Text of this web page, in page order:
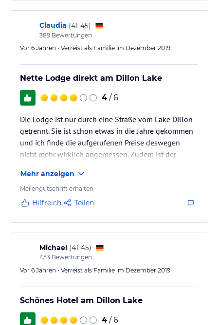
Claudia (41-45)
389 Bewertungen
Vor 6 Jahren • Verreist als Familie im Dezember 2019
Nette Lodge direkt am Dillon Lake
4 / 6
Die Lodge ist nur durch eine Straße vom Lake Dillon
getrennt. Sie ist schon etwas in die Jahre gekommen
und ich finde die aufgerufenen Preise deswegen
nicht mehr wirklich angemessen. Zudem ist der
Mehr anzeigen
Meilengutschrift erhalten
Hilfreich Teilen
Michael (41-45)
453 Bewertungen
Vor 6 Jahren • Verreist als Familie im Dezember 2019
Schönes Hotel am Dillon Lake
4 / 6